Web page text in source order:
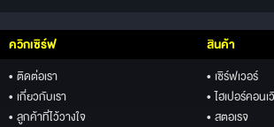
ควิกเซิร์ฟ
• ติดต่อเรา
• เกี่ยวกับเรา
• ลูกค้าที่ไว้วางใจ
สินค้า
• เซิร์ฟเวอร์
• ไฮเปอร์คอนเ
• สตอเรจ